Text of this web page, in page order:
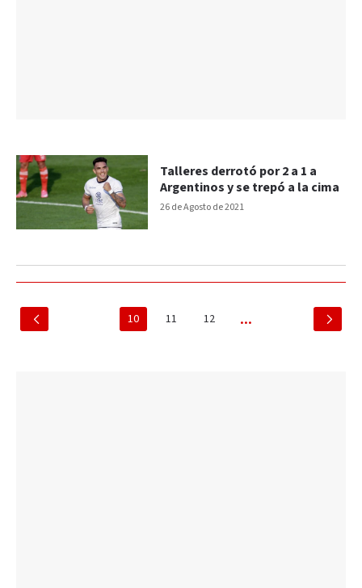
26 de Agosto de 2021
Talleres derrotó por 2 a 1 a
Argentinos y se trepó a la cima
10 11 12